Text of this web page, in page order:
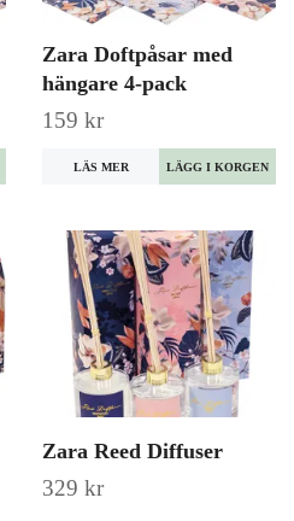
Zara Doftpåsar med
hängare 4-pack
159 kr
LÄS MER LÄGG I KORGEN
Zara Reed Diffuser
329 kr